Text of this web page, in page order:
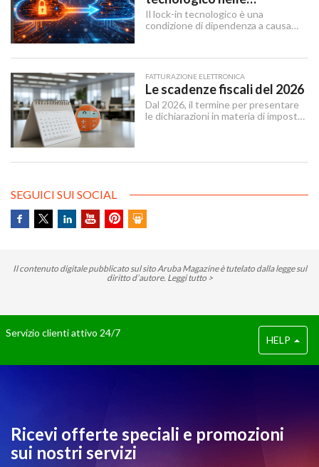
architetture IT
Il lock-in tecnologico è una
condizione di dipendenza a causa
a un fornitore specifico, a causa di
e contrattuali o legati al tempo
necessario per attuare un cambio
tecnologico.
FATTURAZIONE ELETTRONICA
Le scadenze fiscali del 2026
Dal 2026, il termine per presentare
le dichiarazioni in materia di imposte
le stesse si riferiscono.
SEGUICI SUI SOCIAL
Il contenuto digitale pubblicato sul sito Aruba Magazine è tutelato dalla legge sul
diritto d’autore. Leggi tutto >
HELP
Servizio clienti attivo 24/7
Ricevi offerte speciali e promozioni
sui nostri servizi